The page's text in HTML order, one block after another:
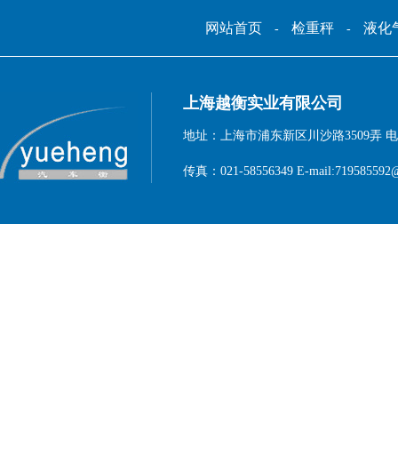
网站首页 - 检重秤 - 液化
上海越衡实业有限公司
地址：上海市浦东新区川沙路3509弄 电
传真：021-58556349 E-